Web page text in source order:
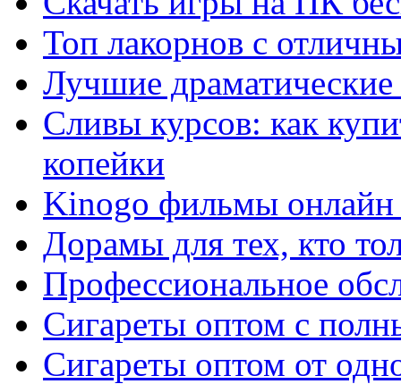
Топ лакорнов с
Лучшие
Сливы курсов: как
копейки
Kinogo фильмы онлайн
Дорамы для тех, кто
Профессиональное
Сигареты оптом с
Сигареты оптом от